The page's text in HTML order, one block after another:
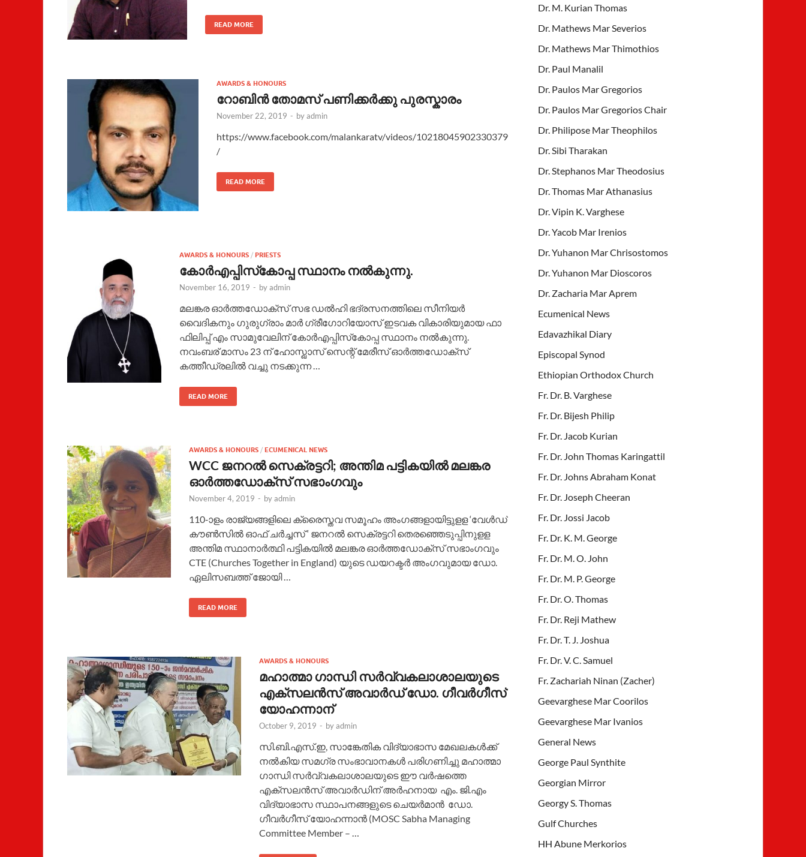
READ MORE
AWARDS & HONOURS
റോബിന്‍ തോമസ് പണിക്കർക്കു പുരസ്കാരം
November 22, 2019 - byadmin
https://www.facebook.com/malankaratv/videos/10218045902330379
/
READ MORE
AWARDS & HONOURS / PRIESTS
കോർഎപ്പിസ്‌കോപ്പ സ്ഥാനം നൽകുന്നു.
November 16, 2019 - byadmin
മലങ്കര ഓർത്തഡോക്സ്‌ സഭ ഡൽഹി ഭദ്രസനത്തിലെ സീനിയർ
വൈദികനും ഗുരുഗ്രാം മാർ ഗ്രീഗോറിയോസ് ഇടവക വികാരിയുമായ ഫാ
ഫിലിപ്പ് എം സാമുവേലിന് കോർഎപ്പിസ്‌കോപ്പ സ്ഥാനം നൽകുന്നു.
നവംബര് മാസം 23 ന് ഹോസ്ഖാസ് സെന്റ് മേരീസ്‌ ഓർത്തഡോക്സ്‌
കത്തീഡ്രലിൽ വച്ചു നടക്കുന്ന …
READ MORE
AWARDS & HONOURS / ECUMENICAL NEWS
WCC ജനറല്‍ സെക്രട്ടറി; അന്തിമ പട്ടികയില്‍ മലങ്കര
ഓര്‍ത്തഡോക്‌സ് സഭാംഗവും
November 4, 2019 - byadmin
110-ാളം രാജ്യങ്ങളിലെ ക്രൈസ്തവ സമൂഹം അംഗങ്ങളായിട്ടുളള ‘വേള്‍ഡ്
കൗണ്‍സില്‍ ഓഫ് ചര്‍ച്ചസ് ‘ ജനറല്‍ സെക്രട്ടറി തെരഞ്ഞെടുപ്പിനുളള
അന്തിമ സ്ഥാനാര്‍ത്ഥി പട്ടികയില്‍ മലങ്കര ഓര്‍ത്തഡോക്‌സ് സഭാംഗവും
CTE (Churches Together in England) യുടെ ഡയറക്ടര്‍ അംഗവുമായ ഡോ.
ഏലിസബത്ത് ജോയി …
READ MORE
AWARDS & HONOURS
മഹാത്മാ ഗാന്ധി സർവ്വകലാശാലയുടെ
എക്സലൻസ്‌ അവാർഡ് ഡോ. ഗീവർഗീസ്‌
യോഹ‌ന്നാന്
October 9, 2019 - byadmin
സി.ബി.എസ്‌.ഇ, സാങ്കേതിക വിദ്യാഭാസ മേഖലകൾക്ക്
നൽകിയ സമഗ്ര സംഭാവാനകൾ പരിഗണിച്ചു മഹാത്മാ
ഗാന്ധി സർവ്വകലാശാലയുടെ ഈ വർഷത്തെ
എക്സലൻസ്‌ അവാർഡിന് അർഹനായ എം. ജി.എം
വിദ്യാഭാസ സ്ഥാപനങ്ങളുടെ ചെയർമാൻ ഡോ.
ഗീവർഗീസ്‌ യോഹ‌ന്നാൻ (MOSC Sabha Managing
Committee Member – …
Dr. M. Kurian Thomas
Dr. Mathews Mar Severios
Dr. Mathews Mar Thimothios
Dr. Paul Manalil
Dr. Paulos Mar Gregorios
Dr. Paulos Mar Gregorios Chair
Dr. Philipose Mar Theophilos
Dr. Sibi Tharakan
Dr. Stephanos Mar Theodosius
Dr. Thomas Mar Athanasius
Dr. Vipin K. Varghese
Dr. Yacob Mar Irenios
Dr. Yuhanon Mar Chrisostomos
Dr. Yuhanon Mar Dioscoros
Dr. Zacharia Mar Aprem
Ecumenical News
Edavazhikal Diary
Episcopal Synod
Ethiopian Orthodox Church
Fr. Dr. B. Varghese
Fr. Dr. Bijesh Philip
Fr. Dr. Jacob Kurian
Fr. Dr. John Thomas Karingattil
Fr. Dr. Johns Abraham Konat
Fr. Dr. Joseph Cheeran
Fr. Dr. Jossi Jacob
Fr. Dr. K. M. George
Fr. Dr. M. O. John
Fr. Dr. M. P. George
Fr. Dr. O. Thomas
Fr. Dr. Reji Mathew
Fr. Dr. T. J. Joshua
Fr. Dr. V. C. Samuel
Fr. Zachariah Ninan (Zacher)
Geevarghese Mar Coorilos
Geevarghese Mar Ivanios
General News
George Paul Synthite
Georgian Mirror
Georgy S. Thomas
Gulf Churches
HH Abune Merkorios